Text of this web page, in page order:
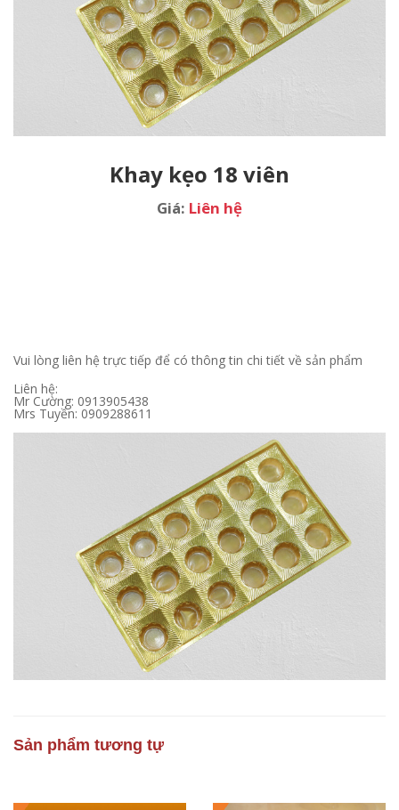
Khay kẹo 18 viên
Giá: Liên hệ
Vui lòng liên hệ trực tiếp để có thông tin chi tiết về sản phẩm
Liên hệ:
Mr Cường: 0913905438
Mrs Tuyền: 0909288611
Sản phẩm tương tự